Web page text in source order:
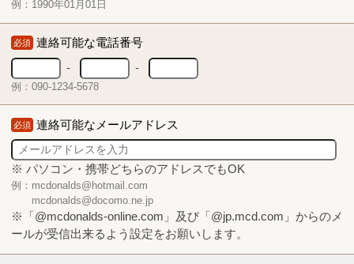
例：1990年01月01日
必須 連絡可能な電話番号
-
-
例：090-1234-5678
必須 連絡可能なメールアドレス
※ パソコン・携帯どちらのアドレスでもOK
例：mcdonalds@hotmail.com
mcdonalds@docomo.ne.jp
※「@mcdonalds-online.com」及び「@jp.mcd.com」からのメ
ールが受信出来るよう設定をお願いします。